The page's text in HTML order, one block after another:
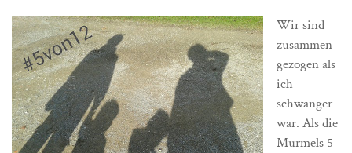
Wir sind
zusammen
gezogen als
ich
schwanger
war. Als die
Murmels 5